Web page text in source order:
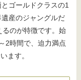
ゴールドクラスの1
産のジャングルだ
のが特徴です。始
2時間で、迫力満点
ます。